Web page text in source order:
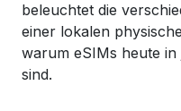
beleuchtet die
einer lokalen
warum eSIMs heute in
sind.